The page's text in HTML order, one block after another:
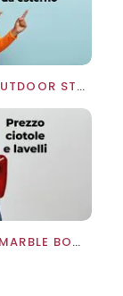
PRICE OF OUTDOOR STONES
PRICE LIST MARBLE BOWLS